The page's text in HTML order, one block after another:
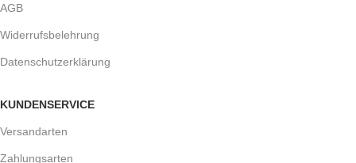
AGB
Widerrufsbelehrung
Datenschutzerklärung
KUNDENSERVICE
Versandarten
Zahlungsarten